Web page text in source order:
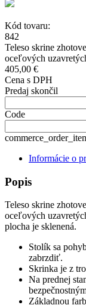
Kód tovaru:
842
Teleso skrine
oceľových
405,00 €
Cena s DPH
Predaj skončil
Code
Informácie o
Popis
Teleso skrine
oceľových
plocha je sklenená.
Stolík sa
zabrzdiť.
Skrinka je z
Na prednej
Základnou